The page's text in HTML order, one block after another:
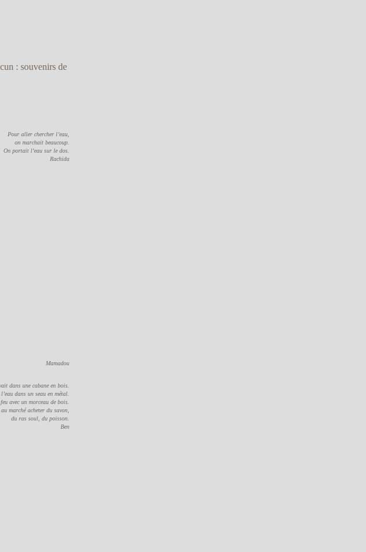
: souvenirs de
Pour aller chercher l’eau,
on marchait beaucoup.
On portait l’eau sur le dos.
Rachida
Mamadou
dans une cabane en bois.
dans un seau en métal.
avec un morceau de bois.
marché acheter du savon,
du ras soul, du poisson.
Ben